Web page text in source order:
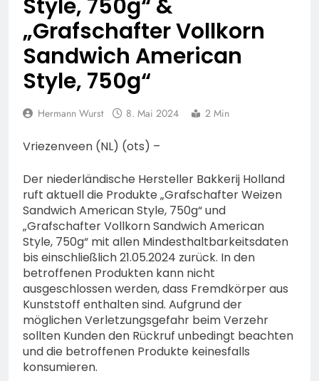
und Bürger erhalten
spannende Einblicke in die
Polizeiarbeit
BIEDENKOPF: Satz Räder
gefunden – Polizei bittet
um Mithilfe
6. August 2026
Style, 750g“ &
„Grafschafter Vollkorn
Sandwich American
Style, 750g“
Hermann Wurst 8. Mai 2024 2 Min
Vriezenveen (NL) (ots) –
Der niederländische Hersteller Bakkerij Holland
ruft aktuell die Produkte „Grafschafter Weizen
Sandwich American Style, 750g“ und
„Grafschafter Vollkorn Sandwich American
Style, 750g“ mit allen Mindesthaltbarkeitsdaten
bis einschließlich 21.05.2024 zurück. In den
betroffenen Produkten kann nicht
ausgeschlossen werden, dass Fremdkörper aus
Kunststoff enthalten sind. Aufgrund der
möglichen Verletzungsgefahr beim Verzehr
sollten Kunden den Rückruf unbedingt beachten
und die betroffenen Produkte keinesfalls
konsumieren.